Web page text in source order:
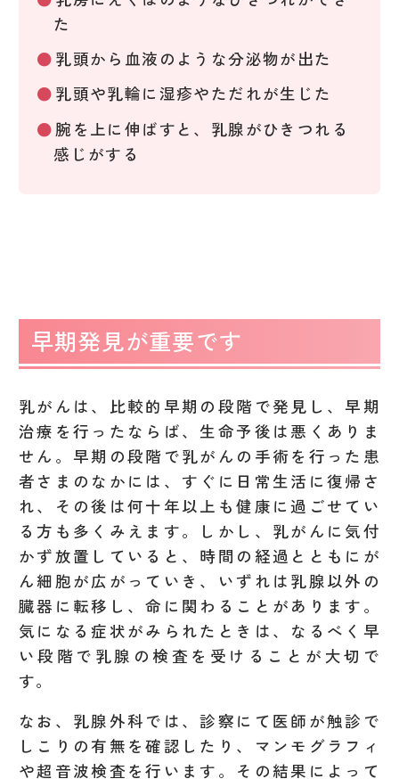
た
乳頭から血液のような分泌物が出た
乳頭や乳輪に湿疹やただれが生じた
腕を上に伸ばすと、乳腺がひきつれる
感じがする
早期発見が重要です
乳がんは、比較的早期の段階で発見し、早期
治療を行ったならば、生命予後は悪くありま
せん。早期の段階で乳がんの手術を行った患
者さまのなかには、すぐに日常生活に復帰さ
れ、その後は何十年以上も健康に過ごせてい
る方も多くみえます。しかし、乳がんに気付
かず放置していると、時間の経過とともにが
ん細胞が広がっていき、いずれは乳腺以外の
臓器に転移し、命に関わることがあります。
気になる症状がみられたときは、なるべく早
い段階で乳腺の検査を受けることが大切で
す。
なお、乳腺外科では、診察にて医師が触診で
しこりの有無を確認したり、マンモグラフィ
や超音波検査を行います。その結果によって